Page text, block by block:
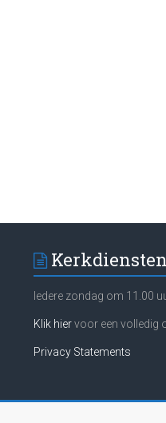
Kerkdiensten
Iedere zondag om 11.00
Klik hiervoor een volledig
Privacy Statements